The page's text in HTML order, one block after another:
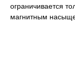
ограничивается
магнитным